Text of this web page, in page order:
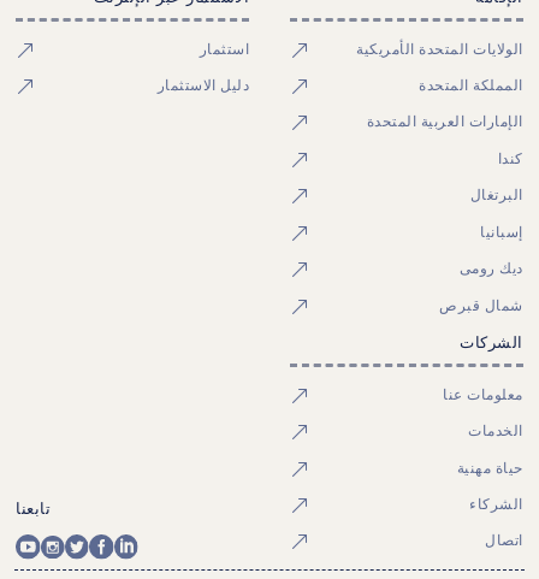
الولايات المتحدة الأمريكية
المملكة المتحدة
الإمارات العربية المتحدة
كندا
البرتغال
إسبانيا
ديك رومى
شمال قبرص
استثمار
دليل الاستثمار
الشركات
معلومات عنا
الخدمات
حياة مهنية
الشركاء
اتصال
تابعنا